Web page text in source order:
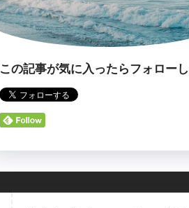
この記事が気に入ったらフォロー